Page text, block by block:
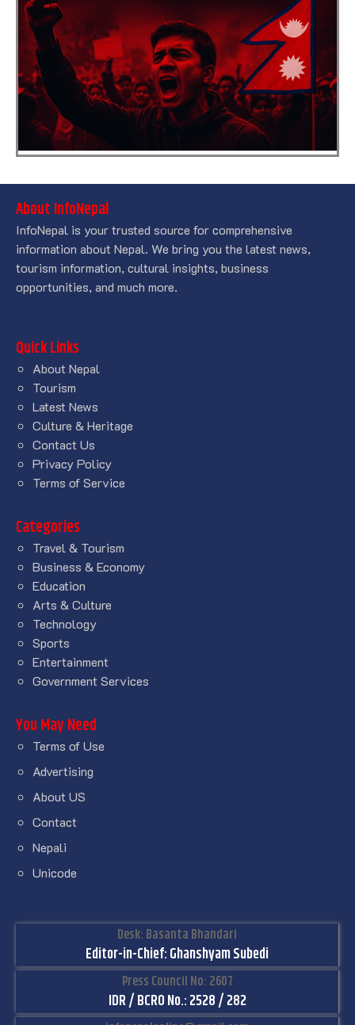
About InfoNepal
InfoNepal is your trusted source for comprehensive
information about Nepal. We bring you the latest news,
tourism information, cultural insights, business
opportunities, and much more.
Quick Links
About Nepal
Tourism
Latest News
Culture & Heritage
Contact Us
Privacy Policy
Terms of Service
Categories
Travel & Tourism
Business & Economy
Education
Arts & Culture
Technology
Sports
Entertainment
Government Services
You May Need
Terms of Use
Advertising
About US
Contact
Nepali
Unicode
Desk: Basanta Bhandari
Editor-in-Chief: Ghanshyam Subedi
Press Council No: 2607
IDR / BCRO No.: 2528 / 282